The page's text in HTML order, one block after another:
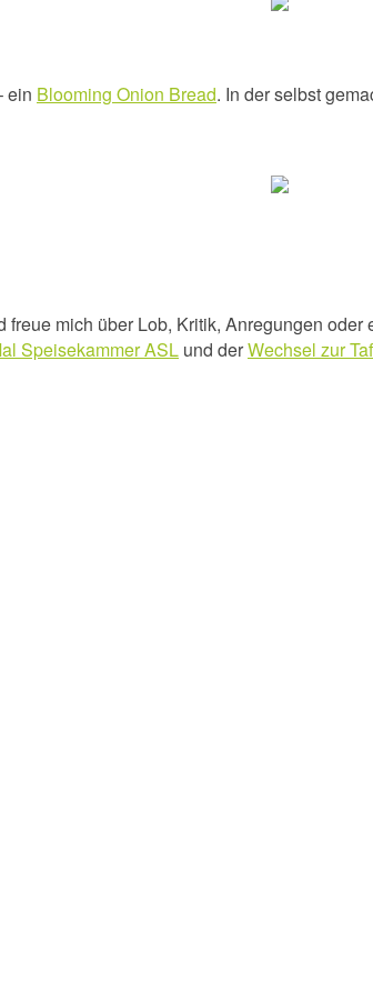
ein Blooming Onion Bread. In der selbst
mich über Lob, Kritik, Anregungen
Speisekammer ASL und derWechsel zur